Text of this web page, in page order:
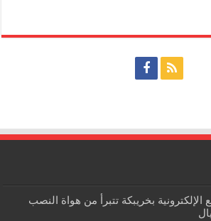
الإلكترونية بخريبكة تتبرأ من هواة النصب